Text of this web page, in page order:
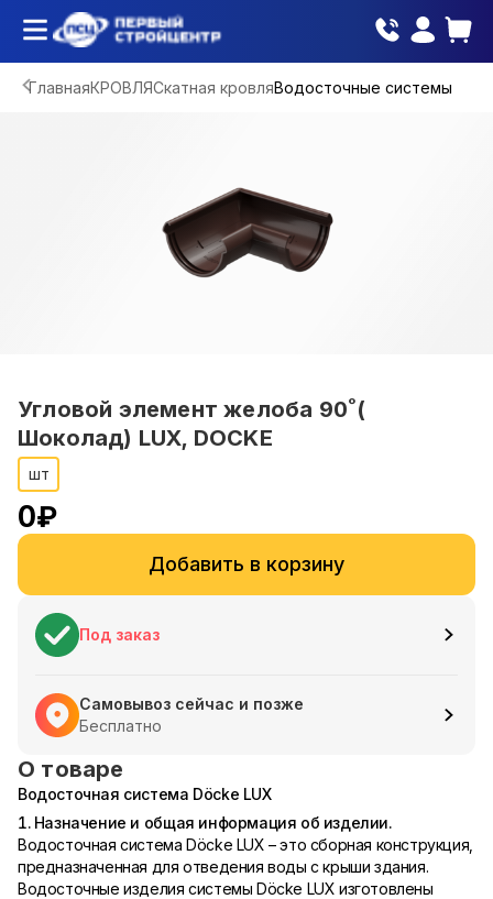
ГлавнаяКРОВЛЯСкатная кровляВодосточные системы
Угловой элемент желоба 90˚(
Шоколад) LUX, DOCKE
шт
0₽
Добавить в корзину
Под заказ
Самовывоз сейчас и позже
Бесплатно
О товаре
Водосточная система Döcke LUX
1. Назначение и общая информация об изделии.
Водосточная система Döcke LUX – это сборная конструкция,
предназначенная для отведения воды с крыши здания.
Водосточные изделия системы Döcke LUX изготовлены